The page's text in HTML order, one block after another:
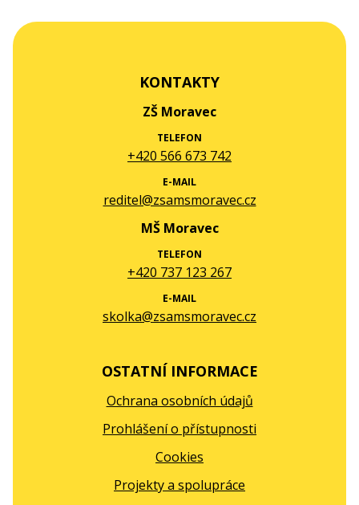
KONTAKTY
ZŠ Moravec
TELEFON
+420 566 673 742
E-MAIL
reditel@zsamsmoravec.cz
MŠ Moravec
TELEFON
+420 737 123 267
E-MAIL
skolka@zsamsmoravec.cz
OSTATNÍ INFORMACE
Ochrana osobních údajů
Prohlášení o přístupnosti
Cookies
Projekty a spolupráce